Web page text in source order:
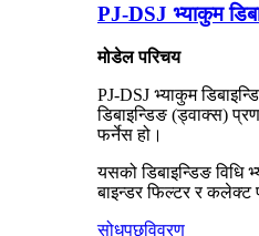
PJ-DSJ भ्याकुम
मोडेल परिचय
PJ-DSJ भ्याकुम
डिबाइन्डिङ (ड्वाक्स)
फर्नेस हो।
यसको डिबाइन्डिङ विधि
बाइन्डर फिल्टर र कलेक्ट
सोधपुछविवरण